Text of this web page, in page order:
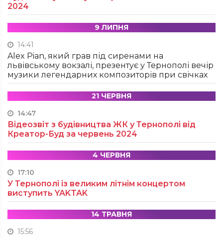
2024
9 ЛИПНЯ
14:41
Alex Pian, який грав під сиренами на
львівському вокзалі, презентує у Тернополі вечір
музики легендарних композиторів при свічках
21 ЧЕРВНЯ
14:47
Відеозвіт з будівництва ЖК у Тернополі від
Креатор-Буд за червень 2024
4 ЧЕРВНЯ
17:10
У Тернополі із великим літнім концертом
виступить YAKTAK
14 ТРАВНЯ
15:56